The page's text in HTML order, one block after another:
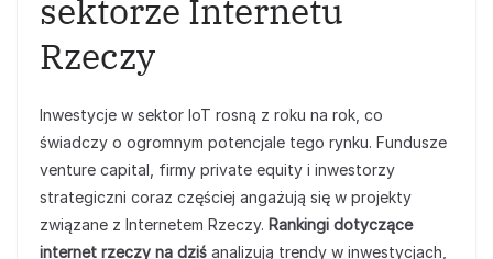
sektorze Internetu
Rzeczy
Inwestycje w sektor IoT rosną z roku na rok, co
świadczy o ogromnym potencjale tego rynku. Fundusze
venture capital, firmy private equity i inwestorzy
strategiczni coraz częściej angażują się w projekty
związane z Internetem Rzeczy. Rankingi dotyczące
internet rzeczy na dziś analizują trendy w inwestycjach,